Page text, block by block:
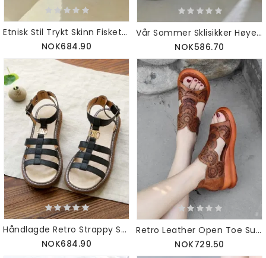
Etnisk Stil Trykt Skinn Fisketå Tøfler
NOK684.90
Vår Sommer Sklisikker Høye Hæltøfler | Gave Sko
NOK586.70
Håndlagde Retro Strappy Sandals Holiday
NOK684.90
Retro Leather Open Toe Summer Wedge Sandaler
NOK729.50